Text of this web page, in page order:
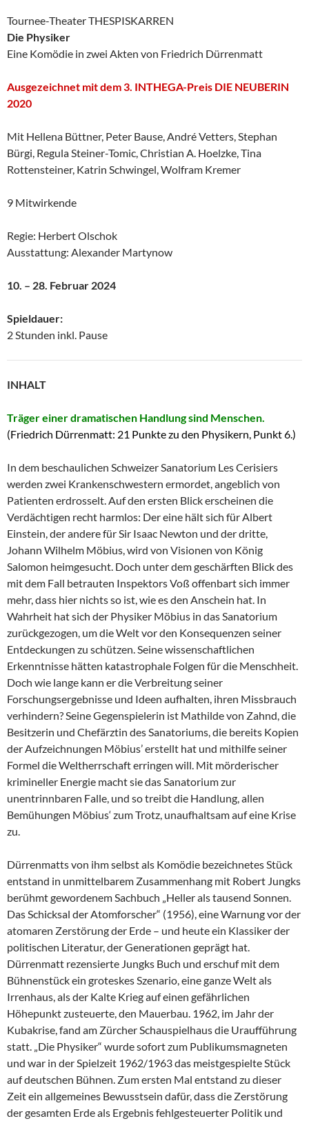
Tournee-Theater THESPISKARREN
Die Physiker
Eine Komödie in zwei Akten von Friedrich Dürrenmatt
Ausgezeichnet mit dem 3. INTHEGA-Preis DIE NEUBERIN
2020
Mit Hellena Büttner, Peter Bause, André Vetters, Stephan
Bürgi, Regula Steiner-Tomic, Christian A. Hoelzke, Tina
Rottensteiner, Katrin Schwingel, Wolfram Kremer
9 Mitwirkende
Regie: Herbert Olschok
Ausstattung: Alexander Martynow
10. – 28. Februar 2024
Spieldauer:
2 Stunden inkl. Pause
INHALT
Träger einer dramatischen Handlung sind Menschen.
(Friedrich Dürrenmatt: 21 Punkte zu den Physikern, Punkt 6.)
In dem beschaulichen Schweizer Sanatorium Les Cerisiers
werden zwei Krankenschwestern ermordet, angeblich von
Patienten erdrosselt. Auf den ersten Blick erscheinen die
Verdächtigen recht harmlos: Der eine hält sich für Albert
Einstein, der andere für Sir Isaac Newton und der dritte,
Johann Wilhelm Möbius, wird von Visionen von König
Salomon heimgesucht. Doch unter dem geschärften Blick des
mit dem Fall betrauten Inspektors Voß offenbart sich immer
mehr, dass hier nichts so ist, wie es den Anschein hat. In
Wahrheit hat sich der Physiker Möbius in das Sanatorium
zurückgezogen, um die Welt vor den Konsequenzen seiner
Entdeckungen zu schützen. Seine wissenschaftlichen
Erkenntnisse hätten katastrophale Folgen für die Menschheit.
Doch wie lange kann er die Verbreitung seiner
Forschungsergebnisse und Ideen aufhalten, ihren Missbrauch
verhindern? Seine Gegenspielerin ist Mathilde von Zahnd, die
Besitzerin und Chefärztin des Sanatoriums, die bereits Kopien
der Aufzeichnungen Möbius’ erstellt hat und mithilfe seiner
Formel die Weltherrschaft erringen will. Mit mörderischer
krimineller Energie macht sie das Sanatorium zur
unentrinnbaren Falle, und so treibt die Handlung, allen
Bemühungen Möbius‘ zum Trotz, unaufhaltsam auf eine Krise
zu.
Dürrenmatts von ihm selbst als Komödie bezeichnetes Stück
entstand in unmittelbarem Zusammenhang mit Robert Jungks
berühmt gewordenem Sachbuch „Heller als tausend Sonnen.
Das Schicksal der Atomforscher“ (1956), eine Warnung vor der
atomaren Zerstörung der Erde – und heute ein Klassiker der
politischen Literatur, der Generationen geprägt hat.
Dürrenmatt rezensierte Jungks Buch und erschuf mit dem
Bühnenstück ein groteskes Szenario, eine ganze Welt als
Irrenhaus, als der Kalte Krieg auf einen gefährlichen
Höhepunkt zusteuerte, den Mauerbau. 1962, im Jahr der
Kubakrise, fand am Zürcher Schauspielhaus die Uraufführung
statt. „Die Physiker“ wurde sofort zum Publikumsmagneten
und war in der Spielzeit 1962/1963 das meistgespielte Stück
auf deutschen Bühnen. Zum ersten Mal entstand zu dieser
Zeit ein allgemeines Bewusstsein dafür, dass die Zerstörung
der gesamten Erde als Ergebnis fehlgesteuerter Politik und